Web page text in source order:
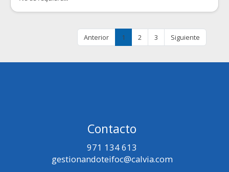
Anterior 1 2 3 Siguiente
Contacto
971 134 613
gestionandoteifoc@calvia.com